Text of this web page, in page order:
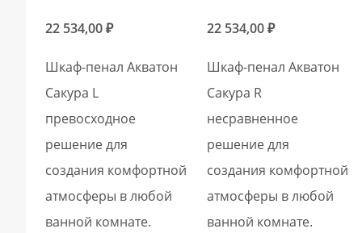
22 534,00₽
Шкаф-пенал Акватон
Сакура L
превосходное
решение для
создания комфортной
атмосферы в любой
ванной комнате.
22 534,00₽
Шкаф-пенал Акватон
Сакура R
несравненное
решение для
создания комфортной
атмосферы в любой
ванной комнате.